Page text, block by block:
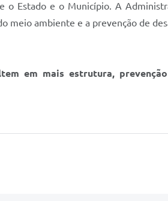
Estado e o Município. A
meio ambiente e a prevenção de
em mais estrutura,